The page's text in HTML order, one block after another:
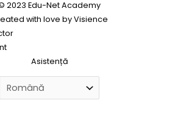
2023 Edu-Net Academy
with love byVisience
Asistență